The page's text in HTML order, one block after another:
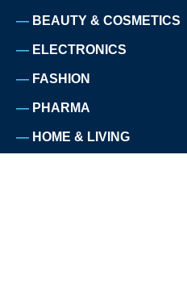
BEAUTY & COSMETICS
ELECTRONICS
FASHION
PHARMA
HOME & LIVING